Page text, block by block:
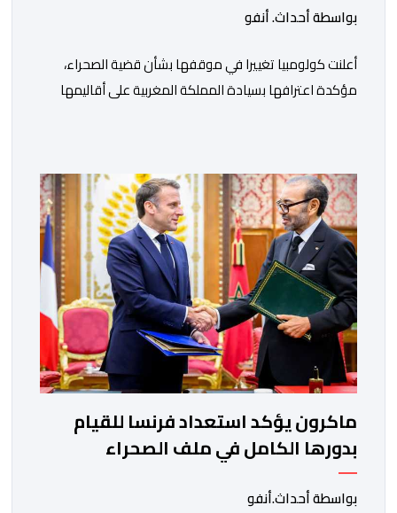
بواسطة أحداث. أنفو
أعلنت كولومبيا تغييرا في موقفها بشأن قضية الصحراء،
مؤكدة اعترافها بسيادة المملكة المغربية على أقاليمها
الافريقي والمغاربة المقيمين بالخارج، ناصر بوريطة، ونائب
رئيس جمهورية كولومبيا، خوسيه مانويل ريستريبو، بحضور
وزير العلاقات الخارجية عمر بولا إسكوبار. وبهذه المناسبة،
أكد السيد […]
ماكرون يؤكد استعداد فرنسا للقيام
بدورها الكامل في ملف الصحراء
بواسطة أحداث.أنفو